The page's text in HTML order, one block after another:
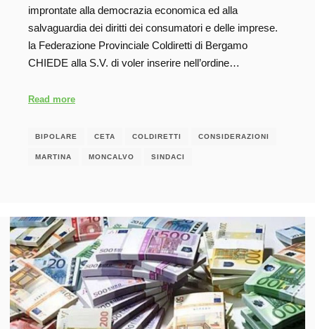
improntate alla democrazia economica ed alla
salvaguardia dei diritti dei consumatori e delle imprese.
la Federazione Provinciale Coldiretti di Bergamo
CHIEDE alla S.V. di voler inserire nell’ordine…
Read more
BIPOLARE CETA COLDIRETTI CONSIDERAZIONI
MARTINA MONCALVO SINDACI